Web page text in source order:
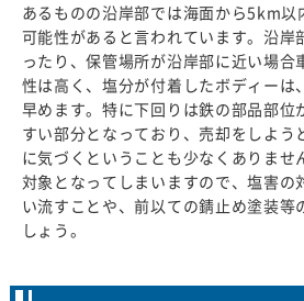
あるものの沿岸部では海面から5km以
可能性があると言われています。沿岸
ったり、保管場所が沿岸部に近い場合
性は高く、塩分が付着したボディーは
早めます。特に下回りは鉄の部品部位
すい部分となっており、売却をしよう
に気づくということも少なくありませ
対象となってしまいますので、塩害の
い流すことや、前以ての錆止め塗装等
しょう。